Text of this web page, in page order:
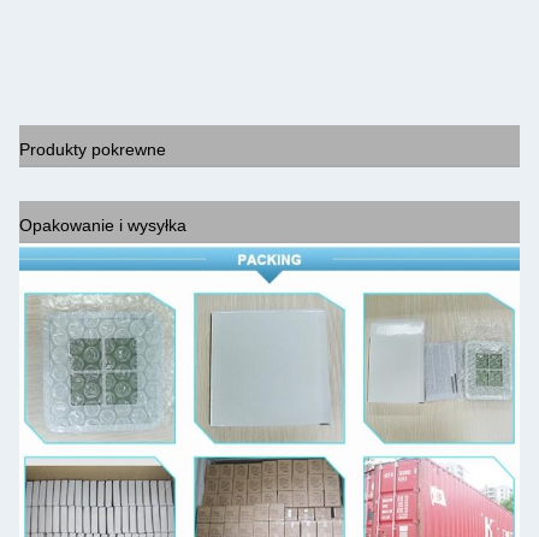
Produkty pokrewne
Opakowanie i wysyłka